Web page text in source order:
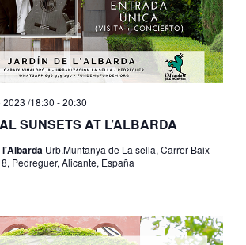
SUNSETS AT L’ALBARDA
/18:30 -20:30
l'Albarda Urb.Muntanya de La sella, Carrer Baix
Pedreguer, Alicante, España